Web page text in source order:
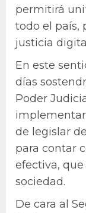
permitirá
todo el país,
justicia
En este
días
Poder
implementar
de legislar
para contar
efectiva,
sociedad.
De cara al